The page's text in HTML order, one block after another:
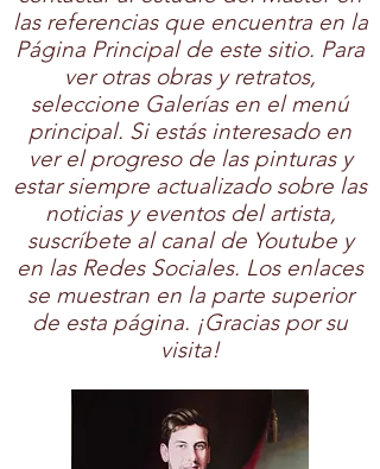
las referencias que encuentra en la
Página Principal de este sitio. Para
ver otras obras y retratos,
seleccione Galerías en el menú
principal. Si estás interesado en
ver el progreso de las pinturas y
estar siempre actualizado sobre las
noticias y eventos del artista,
suscríbete al canal de Youtube y
en las Redes Sociales. Los enlaces
se muestran en la parte superior
de esta página. ¡Gracias por su
visita!